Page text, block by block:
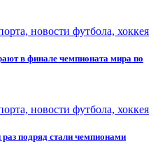
новости футбола, хоккея
в финале чемпионата мира по
новости футбола, хоккея
подряд стали чемпионами